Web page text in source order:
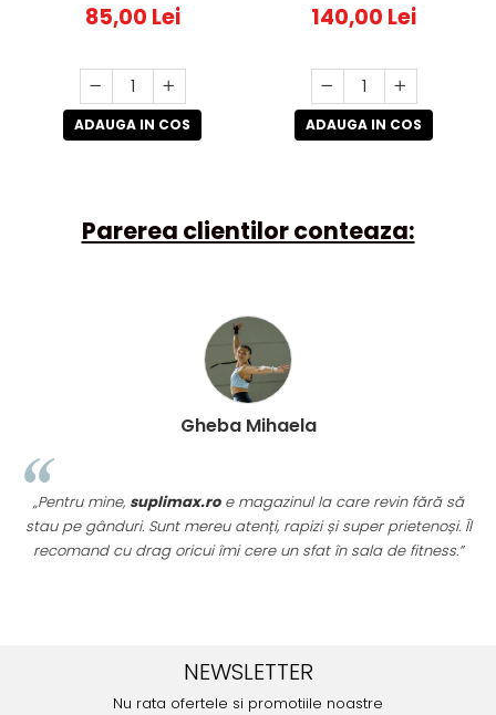
85,00 Lei
ADAUGA IN COS
140,00 Lei
ADAUGA IN COS
Parerea clientilor conteaza:
Gheba Mihaela
„Pentru mine, suplimax.roe magazinul la care revin fără să
stau pe gânduri. Sunt mereu atenți, rapizi și super prietenoși. Îl
recomand cu drag oricui îmi cere un sfat în sala de fitness.”
NEWSLETTER
Nu rata ofertele si promotiile noastre